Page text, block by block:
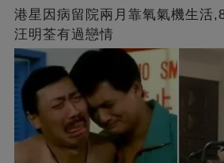
港星因病留院兩月靠氧氣機生活
汪明荃有過戀情